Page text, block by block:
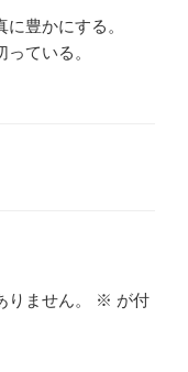
豊かにする。
ている。
ません。 ※ が付